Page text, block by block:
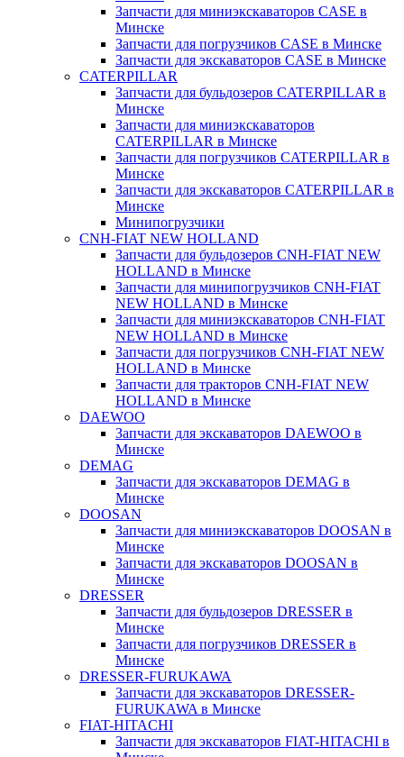
Запчасти для миниэкскаваторов CASE в
Минске
Запчасти для погрузчиков CASE в Минске
Запчасти для экскаваторов CASE в Минске
CATERPILLAR
Запчасти для бульдозеров CATERPILLAR в
Минске
Запчасти для миниэкскаваторов
CATERPILLAR в Минске
Запчасти для погрузчиков CATERPILLAR в
Минске
Запчасти для экскаваторов CATERPILLAR в
Минскe
Минипогрузчики
CNH-FIAT NEW HOLLAND
Запчасти для бульдозеров CNH-FIAT NEW
HOLLAND в Минске
Запчасти для минипогрузчиков CNH-FIAT
NEW HOLLAND в Минске
Запчасти для миниэкскаваторов CNH-FIAT
NEW HOLLAND в Минске
Запчасти для погрузчиков CNH-FIAT NEW
HOLLAND в Минске
Запчасти для тракторов CNH-FIAT NEW
HOLLAND в Минске
DAEWOO
Запчасти для экскаваторов DAEWOO в
Минске
DEMAG
Запчасти для экскаваторов DEMAG в
Минске
DOOSAN
Запчасти для миниэкскаваторов DOOSAN в
Минске
Запчасти для экскаваторов DOOSAN в
Минске
DRESSER
Запчасти для бульдозеров DRESSER в
Минске
Запчасти для погрузчиков DRESSER в
Минске
DRESSER-FURUKAWA
Запчасти для экскаваторов DRESSER-
FURUKAWA в Минске
FIAT-HITACHI
Запчасти для экскаваторов FIAT-HITACHI в